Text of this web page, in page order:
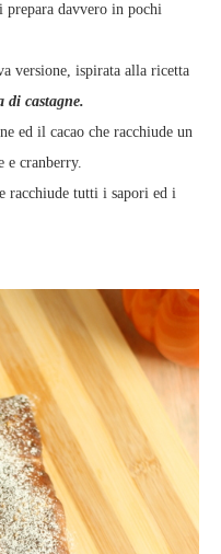
prepara davvero in pochi
versione, ispirata alla ricetta
di castagne.
ed il cacao che racchiude un
e cranberry.
racchiude tutti i sapori ed i